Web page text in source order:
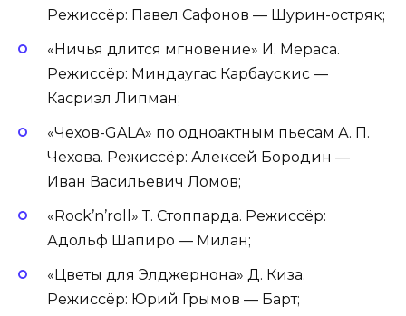
Режиссёр: Павел Сафонов — Шурин-остряк;
«Ничья длится мгновение» И. Мераса.
Режиссёр: Миндаугас Карбаускис —
Касриэл Липман;
«Чехов-GALA» по одноактным пьесам А. П.
Чехова. Режиссёр: Алексей Бородин —
Иван Васильевич Ломов;
«Rock’n’roll» Т. Стоппарда. Режиссёр:
Адольф Шапиро — Милан;
«Цветы для Элджернона» Д. Киза.
Режиссёр: Юрий Грымов — Барт;